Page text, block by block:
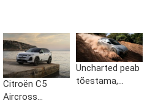
Citroën C5
Aircross...
Uncharted peab
tõestama,...